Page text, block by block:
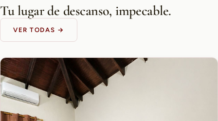
Tu lugar de descanso, impecable.
VER TODAS →